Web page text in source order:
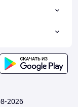
2026